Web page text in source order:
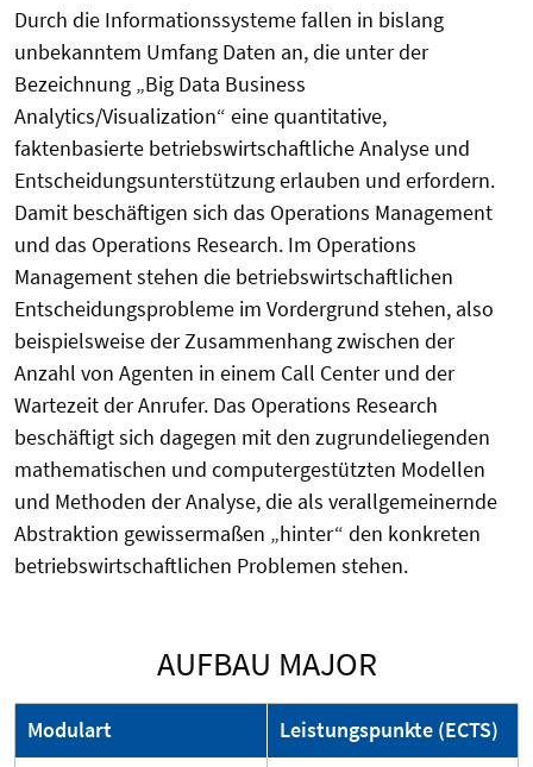
Durch die Informationssysteme fallen in bislang
unbekanntem Umfang Daten an, die unter der
Bezeichnung „Big Data Business
Analytics/Visualization“ eine quantitative,
faktenbasierte betriebswirtschaftliche Analyse und
Entscheidungsunterstützung erlauben und erfordern.
Damit beschäftigen sich das Operations Management
und das Operations Research. Im Operations
Management stehen die betriebswirtschaftlichen
Entscheidungsprobleme im Vordergrund stehen, also
beispielsweise der Zusammenhang zwischen der
Anzahl von Agenten in einem Call Center und der
Wartezeit der Anrufer. Das Operations Research
beschäftigt sich dagegen mit den zugrundeliegenden
mathematischen und computergestützten Modellen
und Methoden der Analyse, die als verallgemeinernde
Abstraktion gewissermaßen „hinter“ den konkreten
betriebswirtschaftlichen Problemen stehen.
AUFBAU MAJOR
Modulart
Leistungspunkte (ECTS)